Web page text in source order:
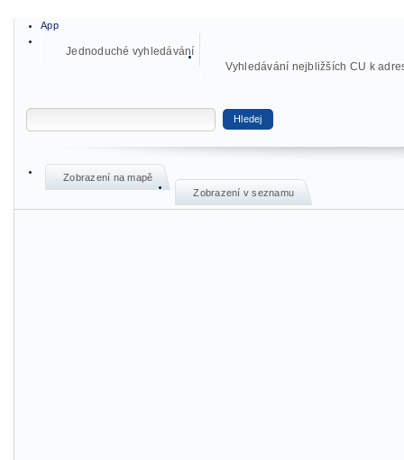
App
Jednoduché vyhledávání
Vyhledávání nejbližších CU k
Hledej
Zobrazení na mapě
Zobrazení v seznamu